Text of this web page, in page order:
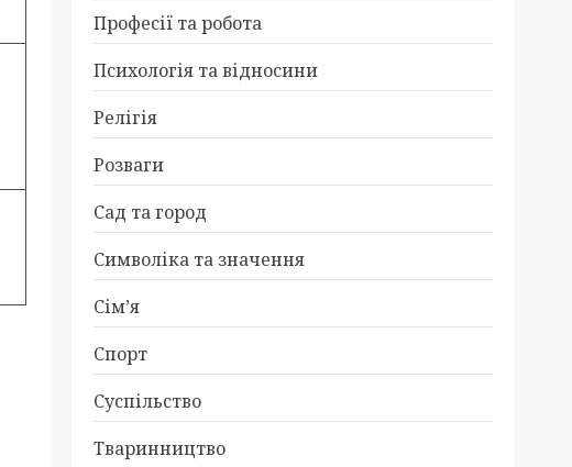
Професії та робота
Психологія та відносини
Релігія
Розваги
Сад та город
Символіка та значення
Сім’я
Спорт
Суспільство
Тваринництво